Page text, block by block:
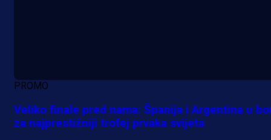
PROMO
Veliko finale pred nama: Španija i Argentina u
za najprestižniji trofej prvaka svijeta